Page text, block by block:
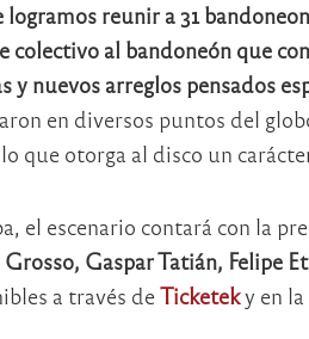
reunir a 31
colectivo al bandoneón que
nuevos arreglos pensados
en diversos puntos del
que otorga al disco un
el escenario contará con la
Gaspar Tatián, Felipe
a través deTicketeky en